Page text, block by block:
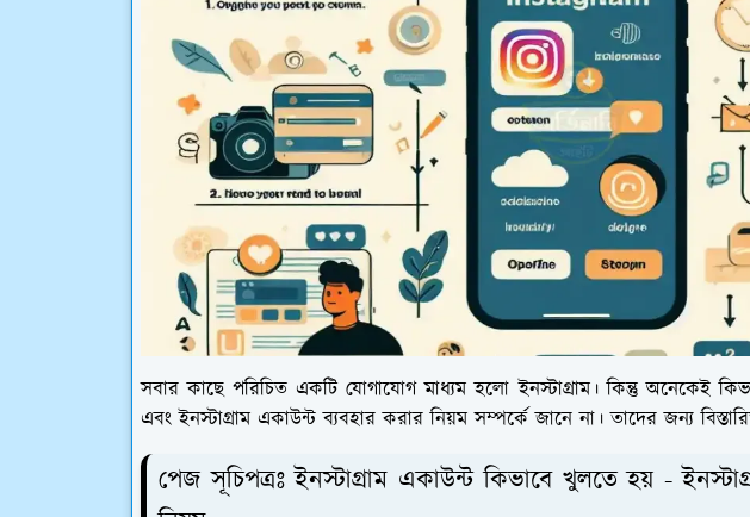
সবার কাছে পরিচিত একটি যোগাযোগ মাধ্যম হলো ইনস্টাগ্রাম। কিন্তু অনেকেই
এবং ইনস্টাগ্রাম একাউন্ট ব্যবহার করার নিয়ম সম্পর্কে জানে না। তাদের জন্য
পেজ সূচিপত্রঃ ইনস্টাগ্রাম একাউন্ট কিভাবে খুলতে হয় -